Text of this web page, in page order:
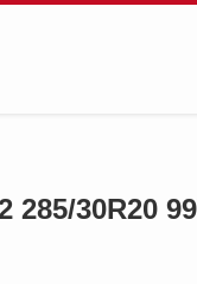
285/30R20